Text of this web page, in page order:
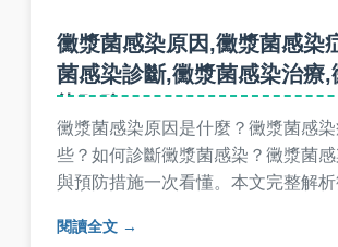
黴漿菌感染原因,黴漿菌感染
菌感染診斷,黴漿菌感染治療,
染預防
黴漿菌感染原因是什麼？黴漿菌感
些？如何診斷黴漿菌感染？黴漿菌
與預防措施一次看懂。本文完整解
效治療藥物及日常預防關鍵，幫助你
閱讀全文